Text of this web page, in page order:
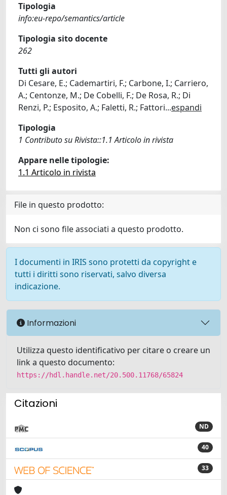
Tipologia
info:eu-repo/semantics/article
Tipologia sito docente
262
Tutti gli autori
Di Cesare, E.; Cademartiri, F.; Carbone, I.; Carriero,
A.; Centonze, M.; De Cobelli, F.; De Rosa, R.; Di
Renzi, P.; Esposito, A.; Faletti, R.; Fattori...espandi
Tipologia
1 Contributo su Rivista::1.1 Articolo in rivista
Appare nelle tipologie:
1.1 Articolo in rivista
File in questo prodotto:
Non ci sono file associati a questo prodotto.
I documenti in IRIS sono protetti da copyright e
tutti i diritti sono riservati, salvo diversa
indicazione.
Informazioni
Utilizza questo identificativo per citare o creare un
link a questo documento:
https://hdl.handle.net/20.500.11768/65824
Citazioni
ND
40
33